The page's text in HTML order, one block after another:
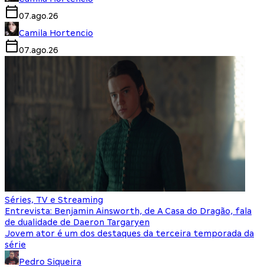
07.ago.26
Camila Hortencio
07.ago.26
Séries, TV e Streaming
Entrevista: Benjamin Ainsworth, de A Casa do Dragão, fala
de dualidade de Daeron Targaryen
Jovem ator é um dos destaques da terceira temporada da
série
Pedro Siqueira